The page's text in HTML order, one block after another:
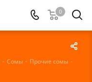
0
- Сомы - Прочие сомы -